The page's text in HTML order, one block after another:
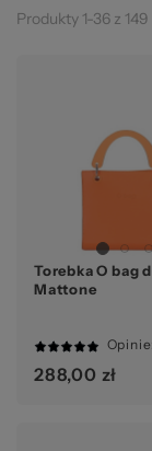
Produkty 1-36 z 149
Torebka O bag
Mattone
100%
Opinie
288,00 zł